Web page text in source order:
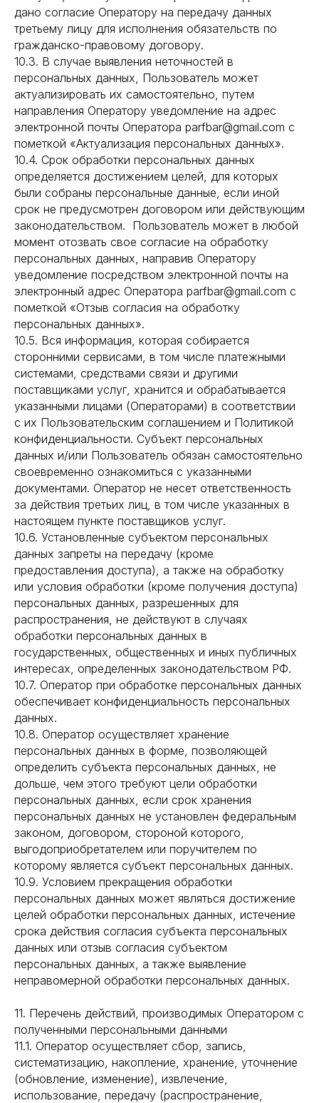
дано согласие Оператору на передачу данных
третьему лицу для исполнения обязательств по
гражданско-правовому договору.
10.3. В случае выявления неточностей в
персональных данных, Пользователь может
актуализировать их самостоятельно, путем
направления Оператору уведомление на адрес
электронной почты Оператора parfbar@gmail.com с
пометкой «Актуализация персональных данных».
10.4. Срок обработки персональных данных
определяется достижением целей, для которых
были собраны персональные данные, если иной
срок не предусмотрен договором или действующим
законодательством. Пользователь может в любой
момент отозвать свое согласие на обработку
персональных данных, направив Оператору
уведомление посредством электронной почты на
электронный адрес Оператора parfbar@gmail.com с
пометкой «Отзыв согласия на обработку
персональных данных».
10.5. Вся информация, которая собирается
сторонними сервисами, в том числе платежными
системами, средствами связи и другими
поставщиками услуг, хранится и обрабатывается
указанными лицами (Операторами) в соответствии
с их Пользовательским соглашением и Политикой
конфиденциальности. Субъект персональных
данных и/или Пользователь обязан самостоятельно
своевременно ознакомиться с указанными
документами. Оператор не несет ответственность
за действия третьих лиц, в том числе указанных в
настоящем пункте поставщиков услуг.
10.6. Установленные субъектом персональных
данных запреты на передачу (кроме
предоставления доступа), а также на обработку
или условия обработки (кроме получения доступа)
персональных данных, разрешенных для
распространения, не действуют в случаях
обработки персональных данных в
государственных, общественных и иных публичных
интересах, определенных законодательством РФ.
10.7. Оператор при обработке персональных данных
обеспечивает конфиденциальность персональных
данных.
10.8. Оператор осуществляет хранение
персональных данных в форме, позволяющей
определить субъекта персональных данных, не
дольше, чем этого требуют цели обработки
персональных данных, если срок хранения
персональных данных не установлен федеральным
законом, договором, стороной которого,
выгодоприобретателем или поручителем по
которому является субъект персональных данных.
10.9. Условием прекращения обработки
персональных данных может являться достижение
целей обработки персональных данных, истечение
срока действия согласия субъекта персональных
данных или отзыв согласия субъектом
персональных данных, а также выявление
неправомерной обработки персональных данных.
11. Перечень действий, производимых Оператором с
полученными персональными данными
11.1. Оператор осуществляет сбор, запись,
систематизацию, накопление, хранение, уточнение
(обновление, изменение), извлечение,
использование, передачу (распространение,